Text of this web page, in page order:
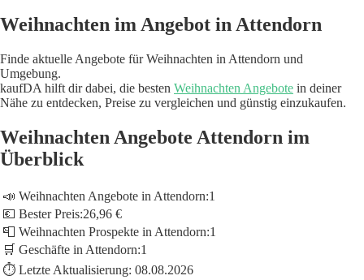
Weihnachten im Angebot in Attendorn
Finde aktuelle Angebote für Weihnachten in Attendorn und
Umgebung.
kaufDA hilft dir dabei, die besten Weihnachten Angebote in deiner
Nähe zu entdecken, Preise zu vergleichen und günstig einzukaufen.
Weihnachten Angebote Attendorn im
Überblick
📣 Weihnachten Angebote in Attendorn:1
💶 Bester Preis:26,96 €
📮 Weihnachten Prospekte in Attendorn:1
🛒 Geschäfte in Attendorn:1
⏱️ Letzte Aktualisierung: 08.08.2026